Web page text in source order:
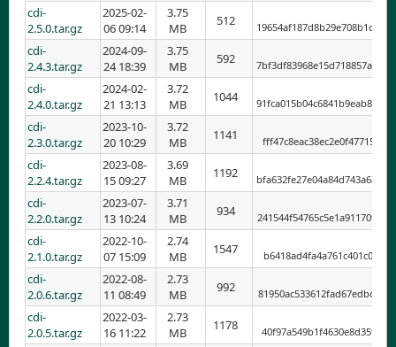
cdi-
2.5.0.tar.gz
2025-02-
06 09:14
3.75
MB
512
cdi-
2.4.3.tar.gz
2024-09-
24 18:39
3.75
MB
592
cdi-
2.4.0.tar.gz
2024-02-
21 13:13
3.72
MB
1044
cdi-
2.3.0.tar.gz
2023-10-
20 10:29
3.72
MB
1141
cdi-
2.2.4.tar.gz
2023-08-
15 09:27
3.69
MB
1192
cdi-
2.2.0.tar.gz
2023-07-
13 10:24
3.71
MB
934
cdi-
2.1.0.tar.gz
2022-10-
07 15:09
2.74
MB
1547
cdi-
2.0.6.tar.gz
2022-08-
11 08:49
2.73
MB
992
cdi-
2.0.5.tar.gz
2022-03-
16 11:22
2.73
MB
1178